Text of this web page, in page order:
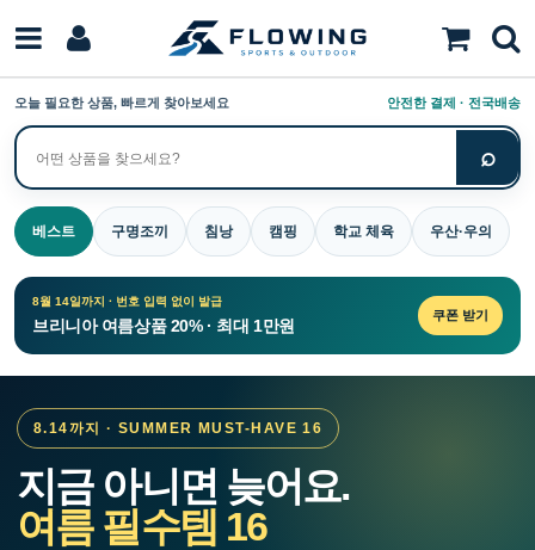
오늘 필요한 상품, 빠르게 찾아보세요 안전한 결제 · 전국배송
상
품
검
색
⌕
베스트 구명조끼 침낭 캠핑 학교 체육 우산·우의
8월 14일까지 · 번호 입력 없이 발급
브리니아 여름상품 20% · 최대 1만원
쿠폰 받기
8.14까지 · SUMMER MUST-HAVE 16
지금 아니면 늦어요.
여름 필수템 16